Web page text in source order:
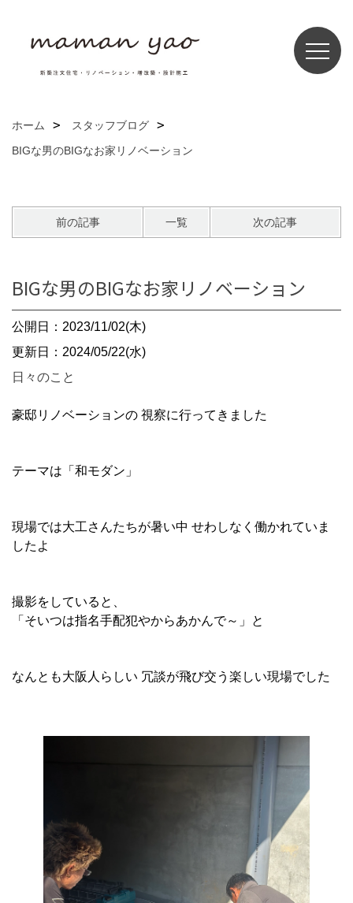
ホーム
スタッフブログ
BIGな男のBIGなお家リノベーション
前の記事 一覧 次の記事
BIGな男のBIGなお家リノベーション
公開日：2023/11/02(木)
更新日：2024/05/22(水)
日々のこと
豪邸リノベーションの 視察に行ってきました
テーマは「和モダン」
現場では大工さんたちが暑い中 せわしなく働かれていま
したよ
撮影をしていると、
「そいつは指名手配犯やからあかんで～」と
なんとも大阪人らしい 冗談が飛び交う楽しい現場でした